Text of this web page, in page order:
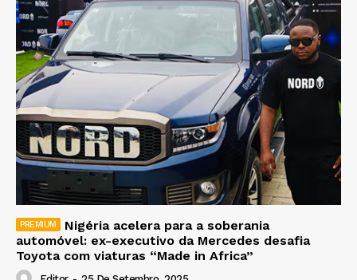
Nigéria acelera para a soberania
automóvel: ex-executivo da Mercedes desafia
Toyota com viaturas “Made in Africa”